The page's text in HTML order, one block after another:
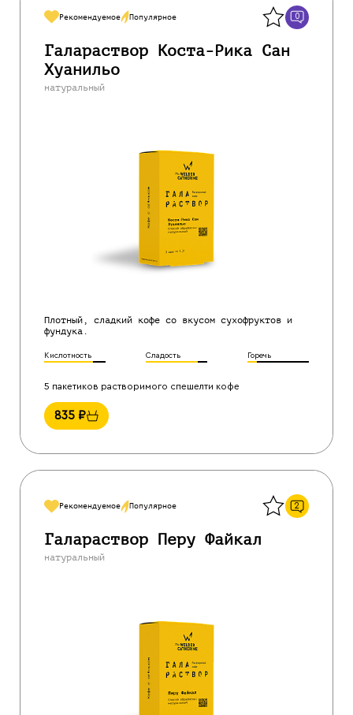
Рекомендуемое Популярное 0
Галараствор Коста-Рика Сан
Хуанильо
натуральный
Плотный, сладкий кофе со вкусом сухофруктов и
фундука.
Кислотность Сладость Горечь
5 пакетиков растворимого спешелти кофе
835 ₽
Рекомендуемое Популярное 2
Галараствор Перу Файкал
натуральный